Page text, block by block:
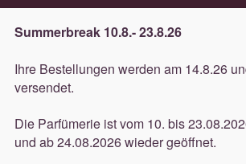
Gratis Versand ab 40€
Navigation
springen
Inhalt
springen
Düfte
Start Düfte
Summerbreak 10.8.- 23.8.26
Ihre Bestellungen werden am 14.8.26
versendet.
Die Parfümerie ist vom 10. bis
und ab 24.08.2026 wieder geöffnet.